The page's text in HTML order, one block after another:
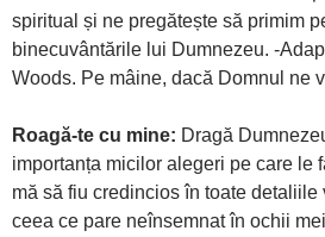
spiritual și ne pregătește să primim
binecuvântările lui Dumnezeu. -
Woods. Pe mâine, dacă Domnul ne
Roagă-te cu mine: Dragă
importanța micilor alegeri pe care le
mă să fiu credincios în toate detaliile
ceea ce pare neînsemnat în ochii